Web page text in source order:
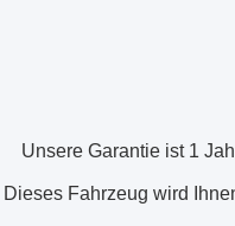
Unsere Garantie ist 1
Dieses Fahrzeug wird